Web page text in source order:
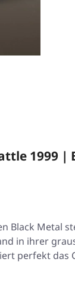
1999 |
Black Metal
in ihrer
perfekt